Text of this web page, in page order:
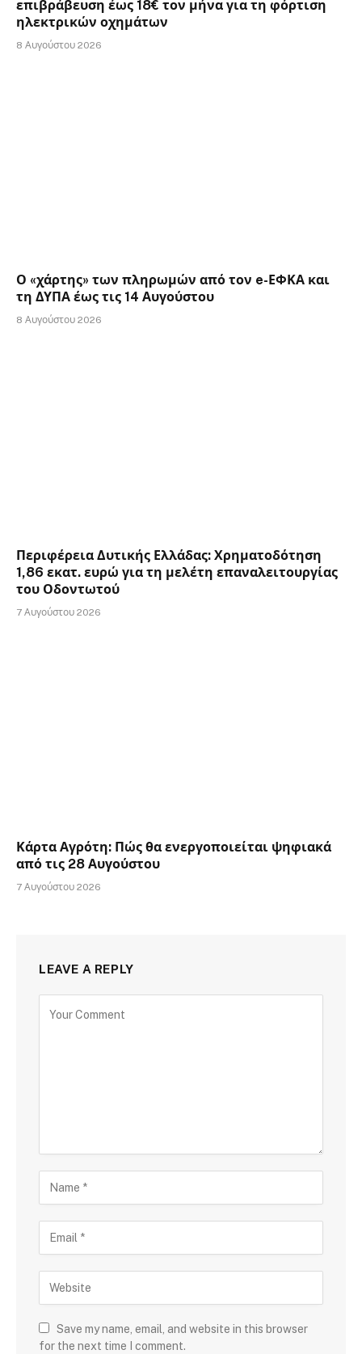
επιβράβευση έως 18€ τον μήνα για τη φόρτιση
ηλεκτρικών οχημάτων
8 Αυγούστου 2026
Ο «χάρτης» των πληρωμών από τον e-ΕΦΚΑ και
τη ΔΥΠΑ έως τις 14 Αυγούστου
8 Αυγούστου 2026
Περιφέρεια Δυτικής Ελλάδας: Χρηματοδότηση
1,86 εκατ. ευρώ για τη μελέτη επαναλειτουργίας
του Οδοντωτού
7 Αυγούστου 2026
Κάρτα Αγρότη: Πώς θα ενεργοποιείται ψηφιακά
από τις 28 Αυγούστου
7 Αυγούστου 2026
LEAVE A REPLY
Save my name, email, and website in this browser
for the next time I comment.